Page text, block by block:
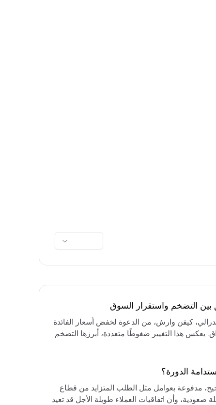
بين التضخم واستقرار السوق
كيفن وارش، من الدعوة لخفض أسعار الفائدة
يعكس هذا التغيير ضغوطًا متعددة، أبرزها التضخم
الأوسط، التي تقيد خيارات خفض الفائدة أو خفض
الدورة؟
مدفوعة بعوامل مثل الطلب المتزايد من قطاع
وأن اتفاقيات العملاء طويلة الأجل قد تعيد